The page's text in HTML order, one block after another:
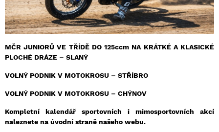
MČR JUNIORŮ VE TŘÍDĚ DO 125ccm NA KRÁTKÉ A KLASICKÉ
PLOCHÉ DRÁZE – SLANÝ
VOLNÝ PODNIK V MOTOKROSU – STŘÍBRO
VOLNÝ PODNIK V MOTOKROSU – CHÝNOV
Kompletní kalendář sportovních i mimosportovních akcí
naleznete na úvodní straně našeho webu.